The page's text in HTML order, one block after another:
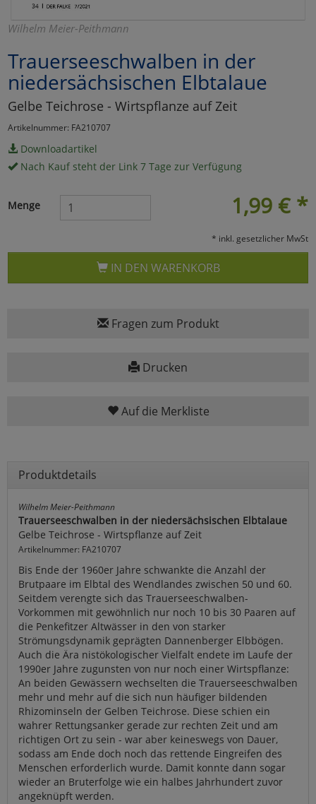
Wilhelm Meier-Peithmann
Trauerseeschwalben in der
niedersächsischen Elbtalaue
Gelbe Teichrose - Wirtspflanze auf Zeit
Artikelnummer: FA210707
Downloadartikel
Nach Kauf steht der Link 7 Tage zur Verfügung
1,99 € *
Menge
* inkl. gesetzlicher MwSt
IN DEN WARENKORB
Fragen zum Produkt
Drucken
Auf die Merkliste
Produktdetails
Wilhelm Meier-Peithmann
Trauerseeschwalben in der niedersächsischen Elbtalaue
Gelbe Teichrose - Wirtspflanze auf Zeit
Artikelnummer: FA210707
Bis Ende der 1960er Jahre schwankte die Anzahl der
Brutpaare im Elbtal des Wendlandes zwischen 50 und 60.
Seitdem verengte sich das Trauerseeschwalben-
Vorkommen mit gewöhnlich nur noch 10 bis 30 Paaren auf
die Penkefitzer Altwässer in den von starker
Strömungsdynamik geprägten Dannenberger Elbbögen.
Auch die Ära nistökologischer Vielfalt endete im Laufe der
1990er Jahre zugunsten von nur noch einer Wirtspflanze:
An beiden Gewässern wechselten die Trauerseeschwalben
mehr und mehr auf die sich nun häufiger bildenden
Rhizominseln der Gelben Teichrose. Diese schien ein
wahrer Rettungsanker gerade zur rechten Zeit und am
richtigen Ort zu sein - war aber keineswegs von Dauer,
sodass am Ende doch noch das rettende Eingreifen des
Menschen erforderlich wurde. Damit konnte dann sogar
wieder an Bruterfolge wie ein halbes Jahrhundert zuvor
angeknüpft werden.
Marketing
Umfragetools
Cookies
Alle Akzeptieren
Cookies
Einstellungen speichern